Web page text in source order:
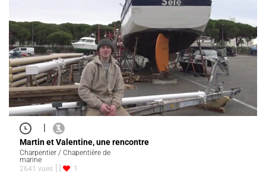
|
Martin et Valentine, une rencontre
Charpentier / Chapentière de
marine
2641 vues
1